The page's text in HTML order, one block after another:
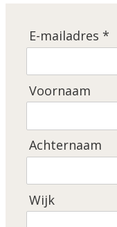
E-mailadres *
Voornaam
Achternaam
Wijk